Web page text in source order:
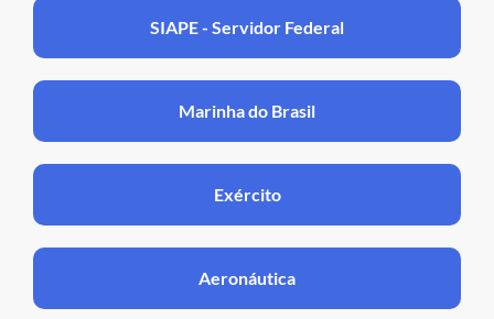
SIAPE - Servidor Federal
Marinha do Brasil
Exército
Aeronáutica